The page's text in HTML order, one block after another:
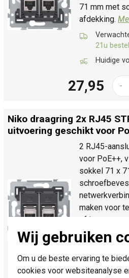
Wij gebruiken
Om u de beste ervaring te
cookies voor websiteanalyse
71 mm met
afdekking.
21u
Huidige
27,95 -
Niko draagring 2x RJ45
uitvoering geschikt voor
2 RJ45-
voor PoE++,
sokkel 71 x
maken voor
of
afdekking.
21u
Huidige